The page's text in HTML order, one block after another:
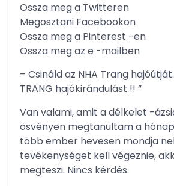
Ossza meg a Twitteren
Megosztani Facebookon
Ossza meg a Pinterest -en
Ossza meg az e -mailben
– Csináld az NHA ​​Trang
TRANG hajókirándulást !! ”
Van valami, amit a délkelet -
ösvényen megtanultam a
több ember hevesen mondja
tevékenységet kell végeznie,
megteszi. Nincs kérdés.